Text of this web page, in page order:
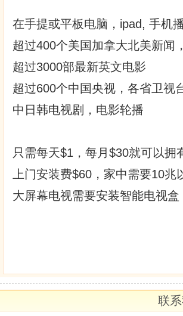
在手提或平板电脑，ipad, 手机
超过400个美国加拿大北美新闻
超过3000部最新英文电影
超过600个中国央视，各省卫视
中日韩电视剧，电影轮播
只需每天$1，每月$30就可以拥
上门安装费$60，家中需要10兆
大屏幕电视需要安装智能电视盒
联